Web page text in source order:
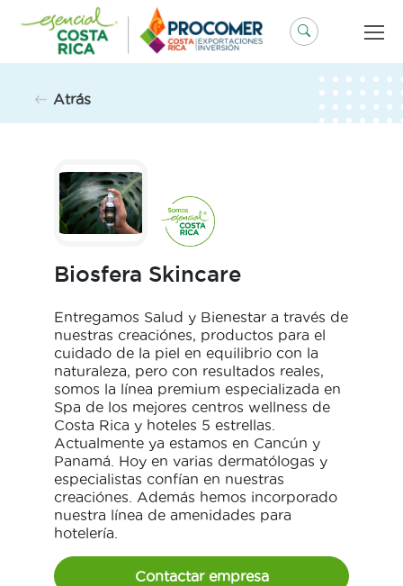
contenido
Atrás
Biosfera Skincare
Entregamos Salud y Bienestar a través de
nuestras creaciónes, productos para el
cuidado de la piel en equilibrio con la
naturaleza, pero con resultados reales,
somos la línea premium especializada en
Spa de los mejores centros wellness de
Costa Rica y hoteles 5 estrellas.
Actualmente ya estamos en Cancún y
Panamá. Hoy en varias dermatólogas y
especialistas confían en nuestras
creaciónes. Además hemos incorporado
nuestra línea de amenidades para
hotelería.
Contactar empresa